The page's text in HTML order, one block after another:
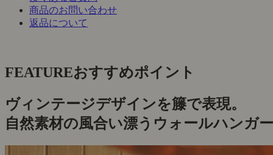
商品のお問い合わせ
返品について
FEATUREおすすめポイント
ヴィンテージデザインを籐で表現。
自然素材の風合い漂うウォールハンガー